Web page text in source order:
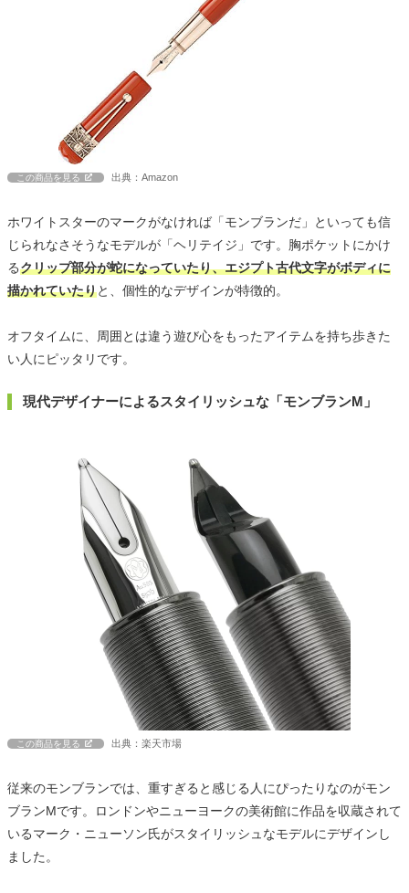
この商品を見る 出典：Amazon
ホワイトスターのマークがなければ「モンブランだ」といっても信
じられなさそうなモデルが「ヘリテイジ」です。胸ポケットにかけ
るクリップ部分が蛇になっていたり、エジプト古代文字がボディに
描かれていたりと、個性的なデザインが特徴的。
オフタイムに、周囲とは違う遊び心をもったアイテムを持ち歩きた
い人にピッタリです。
現代デザイナーによるスタイリッシュな「モンブランM」
この商品を見る 出典：楽天市場
従来のモンブランでは、重すぎると感じる人にぴったりなのがモン
ブランMです。ロンドンやニューヨークの美術館に作品を収蔵されて
いるマーク・ニューソン氏がスタイリッシュなモデルにデザインし
ました。